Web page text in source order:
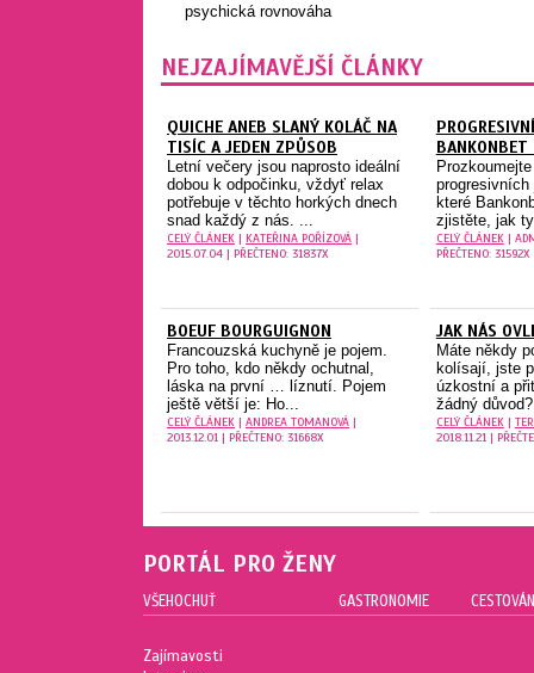
psychická rovnováha
NEJZAJÍMAVĚJŠÍ ČLÁNKY
QUICHE ANEB SLANÝ KOLÁČ NA
TISÍC A JEDEN ZPŮSOB
Letní večery jsou naprosto ideální
dobou k odpočinku, vždyť relax
potřebuje v těchto horkých dnech
snad každý z nás. ...
CELÝ ČLÁNEK | KATEŘINA POŘÍZOVÁ |
2015.07.04 | PŘEČTENO: 31837X
BANKONBET
progresivních
které
zjistěte, jak
CELÝ ČLÁNEK|
PŘEČTENO: 31592X
BOEUF BOURGUIGNON
Francouzská kuchyně je pojem.
Pro toho, kdo někdy ochutnal,
láska na první … líznutí. Pojem
ještě větší je: Ho...
CELÝ ČLÁNEK | ANDREA TOMANOVÁ |
2013.12.01 | PŘEČTENO: 31668X
JAK NÁS
Máte někdy
kolísají, jste
úzkostní a
žádný
CELÝ ČLÁNEK|
2018.11.21 |
PORTÁL PRO ŽENY
VŠEHOCHUŤ
Zajímavosti
GASTRONOMIE